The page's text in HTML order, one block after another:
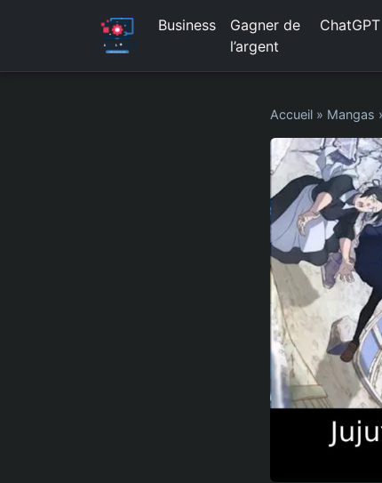
Business
Gagner de
l’argent
ChatGPT
Accueil » Mangas